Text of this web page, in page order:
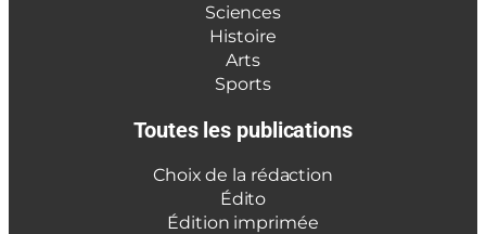
Sciences
Histoire
Arts
Sports
Toutes les publications
Choix de la rédaction
Édito
Édition imprimée